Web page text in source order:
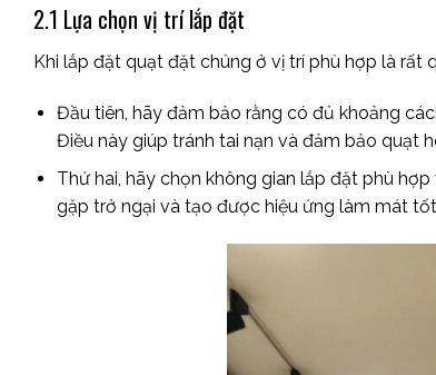
2.1 Lựa chọn vị trí lắp đặt
Khi lắp đặt quạt đặt chúng ở vị trí phù hợp là rất
Đầu tiên, hãy đảm bảo rằng có đủ khoảng
Điều này giúp tránh tai nạn và đảm bảo quạt
Thứ hai, hãy chọn không gian lắp đặt phù
gặp trở ngại và tạo được hiệu ứng làm mát